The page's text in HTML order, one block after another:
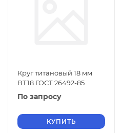
Круг титановый 18 мм
ВТ18 ГОСТ 26492-85
По запросу
КУПИТЬ